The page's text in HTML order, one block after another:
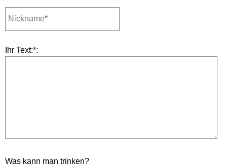
Ihr Text:*:
Was kann man trinken?